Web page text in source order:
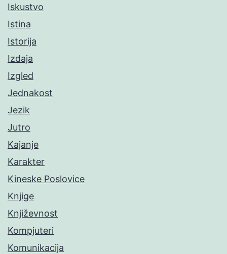
Iskustvo
Istina
Istorija
Izdaja
Izgled
Jednakost
Jezik
Jutro
Kajanje
Karakter
Kineske Poslovice
Knjige
Književnost
Kompjuteri
Komunikacija